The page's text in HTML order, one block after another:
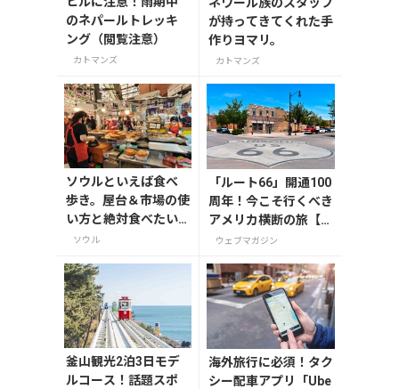
のネパールトレッキ
ング（閲覧注意）
カトマンズ
が持ってきてくれた手
作りヨマリ。
カトマンズ
ソウルといえば食べ
歩き。屋台＆市場の使
い方と絶対食べたい
今どきB級グルメ
ソウル
「ルート66」開通100
周年！今こそ行くべき
アメリカ横断の旅【今
旅2026】
ウェブマガジン
釜山観光2泊3日モデ
ルコース！話題スポ
海外旅行に必須！タク
シー配車アプリ「Ube